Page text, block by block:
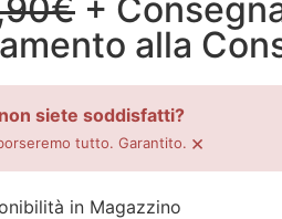
+
alla
siete soddisfatti?
tutto. Garantito. ×
in Magazzino